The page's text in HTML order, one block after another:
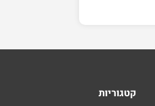
קטגוריות